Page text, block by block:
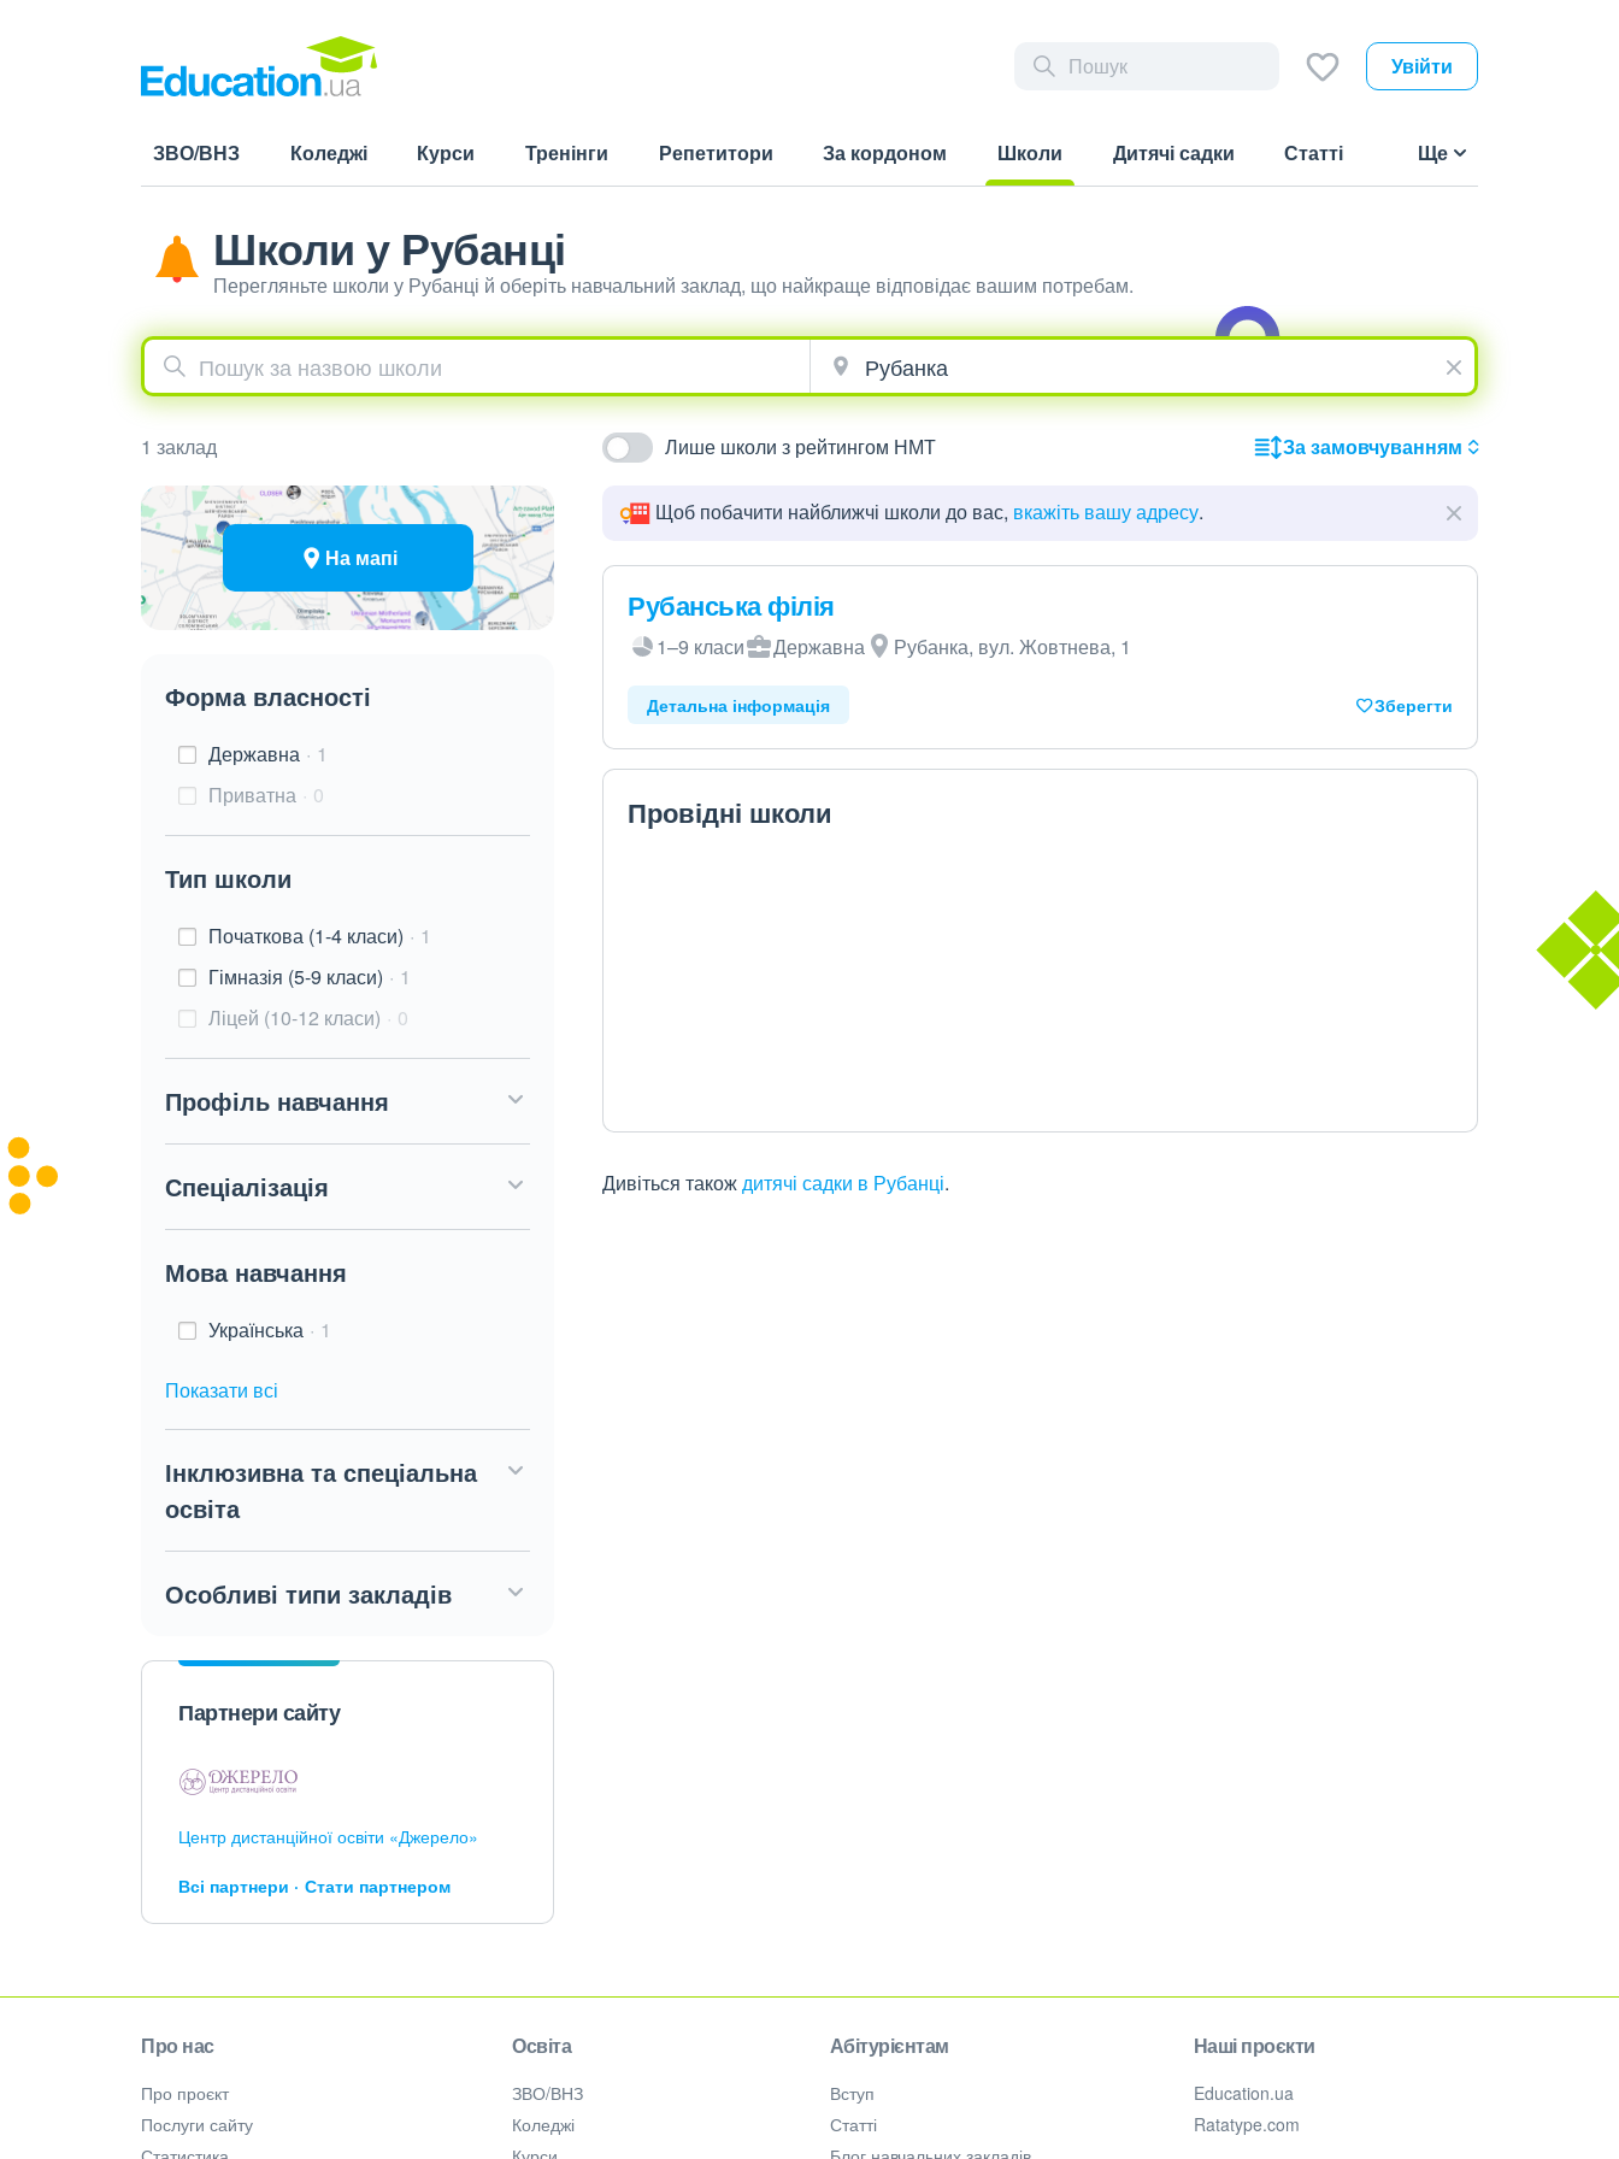
Увійти
ЗВО/ВНЗ Коледжі Курси Тренінги Репетитори За кордоном
Школи
Дитячі садки Статті Ще
Школи у Рубанці
Перегляньте школи у Рубанці й оберіть навчальний заклад, що найкраще відповідає вашим потребам.
1 заклад Лише школи з рейтингом НМТ За замовчуванням
На мапі
Форма власності
Державна
1
Приватна
0
Тип школи
Початкова (1-4 класи)
1
Гімназія (5-9 класи)
1
Ліцей (10-12 класи)
0
Профіль навчання
Спеціалізація
Мова навчання
Українська 1
Показати всі
Інклюзивна та спеціальна
освіта
Особливі типи закладів
Партнери сайту
Центр дистанційної освіти «Джерело»
Всі партнери Стати партнером
Щоб побачити найближчі школи до вас, вкажіть вашу адресу.
Рубанська філія
1–9 класи Державна Рубанка, вул. Жовтнева, 1
Детальна інформація Зберегти
Провідні школи
Дивіться такождитячі садки в Рубанці.
Про нас
Про проєкт
Послуги сайту
Освіта
ЗВО/ВНЗ
Коледжі
Абітурієнтам
Вступ
Статті
Наші проєкти
Education.ua
Ratatype.com